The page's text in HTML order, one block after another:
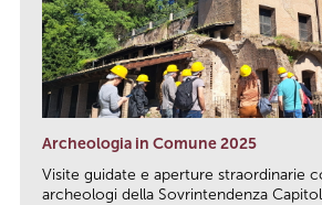
Archeologia in Comune 2025
Visite guidate e aperture straordinarie
archeologi della Sovrintendenza